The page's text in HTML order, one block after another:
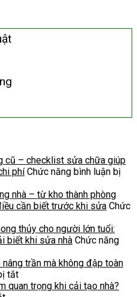
cũ – checklist sửa chữa giúp
phí Chức năng bình luận bị
nhà – từ kho thành phòng
cần biết trước khi sửa Chức
thủy cho người lớn tuổi:
biết khi sửa nhà Chức năng
trần mà không đập toàn
tắtở
Cải
quan trọng khi cải tạo nhà?